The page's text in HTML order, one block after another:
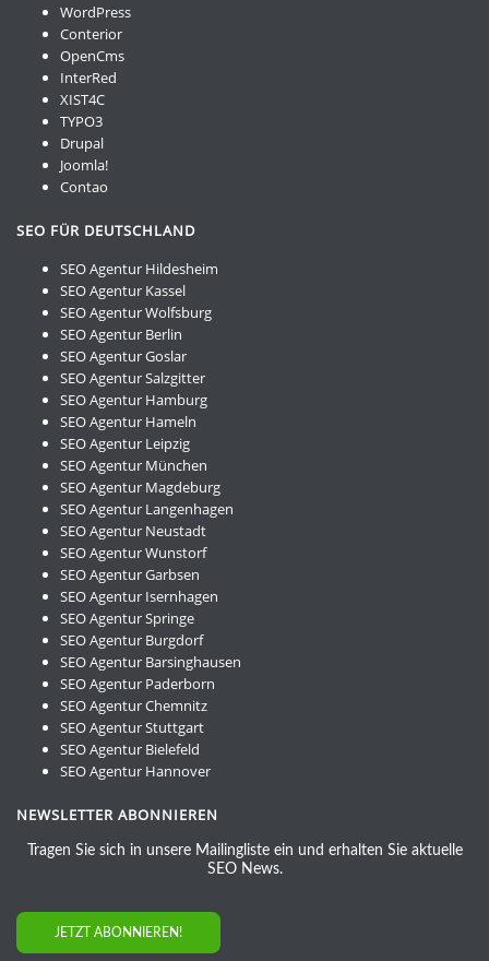
WordPress
Conterior
OpenCms
InterRed
XIST4C
TYPO3
Drupal
Joomla!
Contao
SEO FÜR DEUTSCHLAND
SEO Agentur Hildesheim
SEO Agentur Kassel
SEO Agentur Wolfsburg
SEO Agentur Berlin
SEO Agentur Goslar
SEO Agentur Salzgitter
SEO Agentur Hamburg
SEO Agentur Hameln
SEO Agentur Leipzig
SEO Agentur München
SEO Agentur Magdeburg
SEO Agentur Langenhagen
SEO Agentur Neustadt
SEO Agentur Wunstorf
SEO Agentur Garbsen
SEO Agentur Isernhagen
SEO Agentur Springe
SEO Agentur Burgdorf
SEO Agentur Barsinghausen
SEO Agentur Paderborn
SEO Agentur Chemnitz
SEO Agentur Stuttgart
SEO Agentur Bielefeld
SEO Agentur Hannover
NEWSLETTER ABONNIEREN
Tragen Sie sich in unsere Mailingliste ein und erhalten Sie aktuelle
SEO News.
JETZT ABONNIEREN!